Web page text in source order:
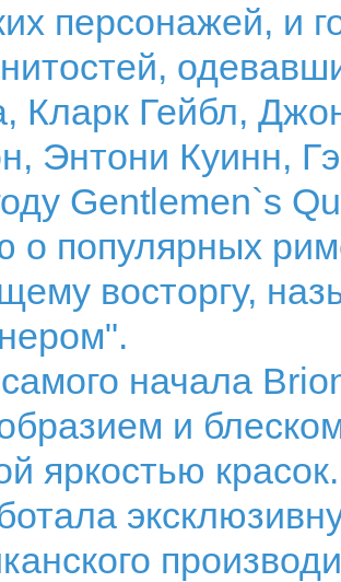
персонажей, и
Кларк Гейбл,
Энтони Куинн,
Gentlemen`s
о популярных
восторгу,
начала
и
яркостью